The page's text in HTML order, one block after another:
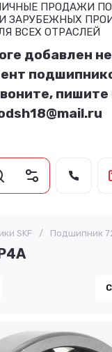
ПРОДАЖИ
ЗАРУБЕЖНЫХ
ВСЕХ ОТРАСЛЕЙ
добавлен
пишите
SKF / Подшипник